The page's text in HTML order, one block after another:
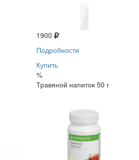
1900
Подробности
Купить
%
Травяной напиток 50 г